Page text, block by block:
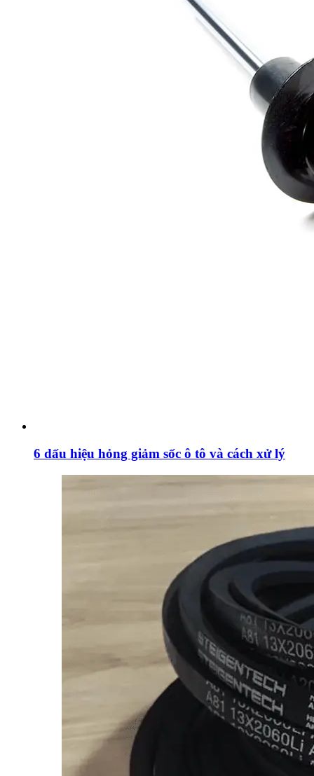
6 dấu hiệu hỏng giảm sốc ô tô và cách xử lý